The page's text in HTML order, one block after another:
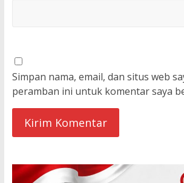
Simpan nama, email, dan situs web
peramban ini untuk komentar saya